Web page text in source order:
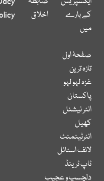
کے بارے
میں
اخلاق
صفحۂ اول
تازہ ترین
غزہ لہو لہو
پاکستان
انٹر نیشنل
کھیل
انٹرٹینمنٹ
لائف اسٹائل
ٹاپ ٹرینڈ
دلچسپ و عجیب